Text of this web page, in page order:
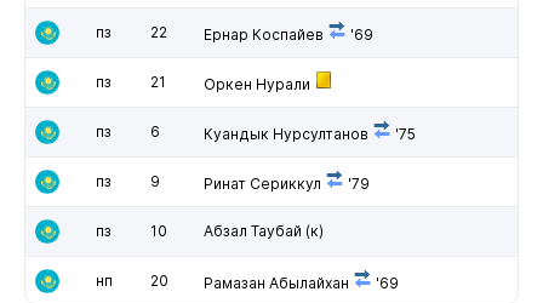
пз 22 Ернар Коспайев '69
пз 21 Оркен Нурали
пз 6 Куандык Нурсултанов '75
пз 9 Ринат Сериккул '79
пз 10 Абзал Таубай (к)
нп 20 Рамазан Абылайхан '69